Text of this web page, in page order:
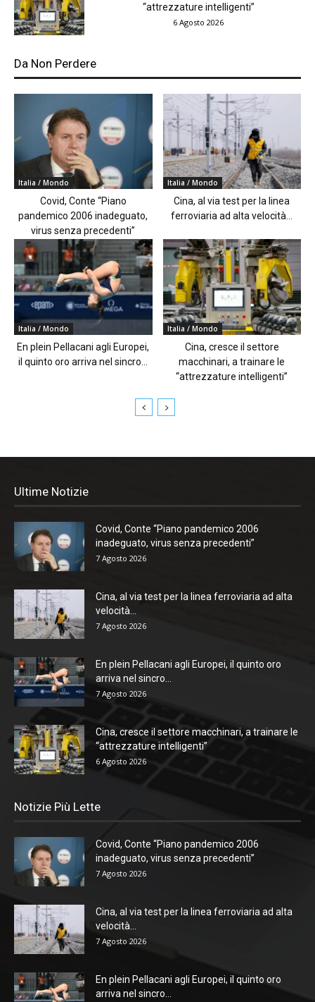
“attrezzature intelligenti”
6 Agosto 2026
Da Non Perdere
Italia / Mondo
Covid, Conte “Piano
pandemico 2006 inadeguato,
virus senza precedenti”
Italia / Mondo
Cina, al via test per la linea
ferroviaria ad alta velocità...
Italia / Mondo
En plein Pellacani agli Europei,
il quinto oro arriva nel sincro...
Italia / Mondo
Cina, cresce il settore
macchinari, a trainare le
“attrezzature intelligenti”
Ultime Notizie
Covid, Conte “Piano pandemico 2006
inadeguato, virus senza precedenti”
7 Agosto 2026
Cina, al via test per la linea ferroviaria ad alta
velocità...
7 Agosto 2026
En plein Pellacani agli Europei, il quinto oro
arriva nel sincro...
7 Agosto 2026
Cina, cresce il settore macchinari, a trainare le
“attrezzature intelligenti”
6 Agosto 2026
Notizie Più Lette
Covid, Conte “Piano pandemico 2006
inadeguato, virus senza precedenti”
7 Agosto 2026
Cina, al via test per la linea ferroviaria ad alta
velocità...
7 Agosto 2026
En plein Pellacani agli Europei, il quinto oro
arriva nel sincro...